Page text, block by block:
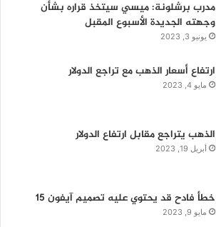
مدرب برشلونة: ميسي سيتخذ قراره بشأن
وجهته الجديدة الأسبوع المقبل
يونيو 3, 2023
ارتفاع أسعار الذهب مع تراجع الدولار
مايو 4, 2023
الذهب يتراجع مقابل ارتفاع الدولار
أبريل 19, 2023
خطأ فادح قد يحتوي عليه تصميم آيفون 15
مايو 9, 2023